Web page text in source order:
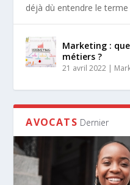
déjà dù entendre le terme
Marketing :
métiers ?
21 avril 2022 |
AVOCATS Dernier